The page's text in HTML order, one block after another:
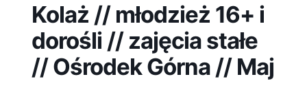
Kolaż // młodzież 16+ i
dorośli // zajęcia stałe
// Ośrodek Górna // Maj